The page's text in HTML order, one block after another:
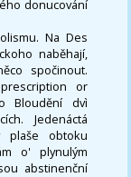
donucování
Na Des
naběhají,
spočinout.
or
Bloudění dvì
Jedenáctá
plaše obtoku
o' plynulým
abstinenční